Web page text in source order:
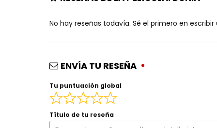
No hay reseñas todavía. Sé el primero en escribir
ENVÍA TU RESEÑA
Tu puntuación global
Título de tu reseña